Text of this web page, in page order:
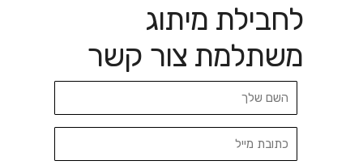
לחבילת מיתוג
משתלמת צור קשר